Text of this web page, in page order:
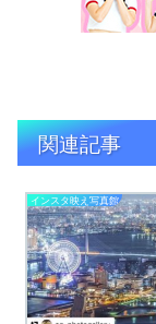
関連記事
インスタ映え写真館